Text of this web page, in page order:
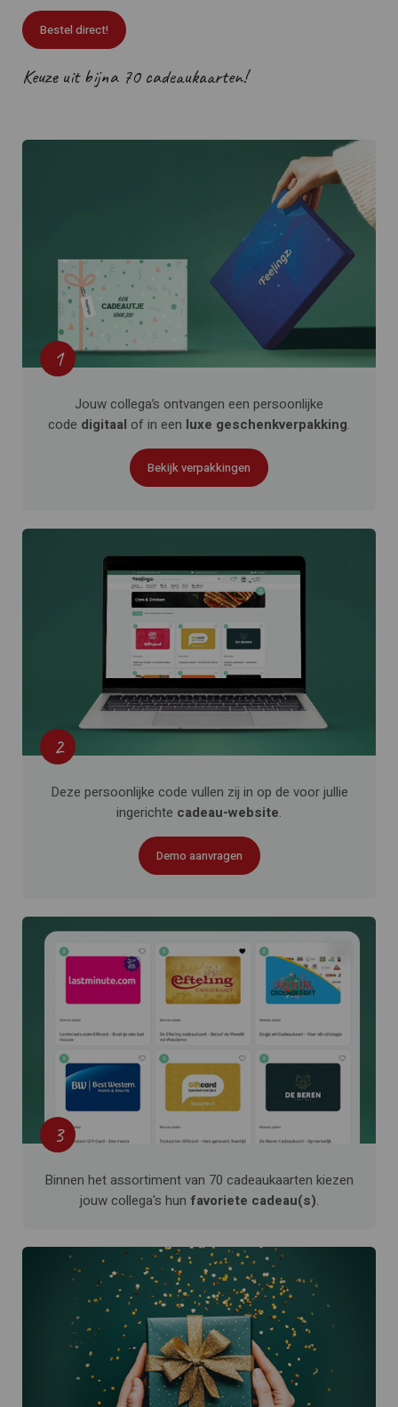
Bestel direct!
Keuze uit bijna 70 cadeaukaarten!
1
Jouw collega’s ontvangen een persoonlijke
code digitaal of in een luxe geschenkverpakking.
Bekijk verpakkingen
2
Deze persoonlijke code vullen zij in op de voor jullie
ingerichte cadeau-website.
Demo aanvragen
3
Binnen het assortiment van 70 cadeaukaarten kiezen
jouw collega's hun favoriete cadeau(s).